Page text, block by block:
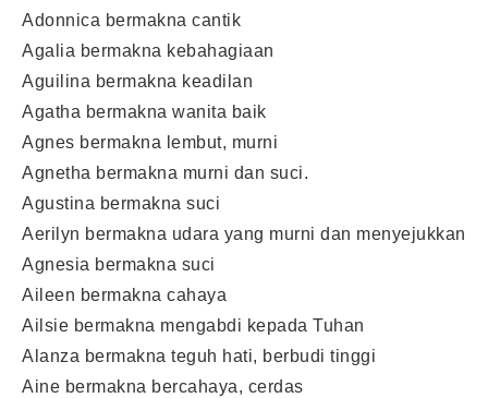
Adonnica bermakna cantik
Agalia bermakna kebahagiaan
Aguilina bermakna keadilan
Agatha bermakna wanita baik
Agnes bermakna lembut, murni
Agnetha bermakna murni dan suci.
Agustina bermakna suci
Aerilyn bermakna udara yang murni dan menyejukkan
Agnesia bermakna suci
Aileen bermakna cahaya
Ailsie bermakna mengabdi kepada Tuhan
Alanza bermakna teguh hati, berbudi tinggi
Aine bermakna bercahaya, cerdas